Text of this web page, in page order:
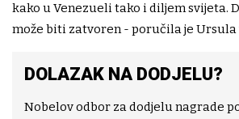
kako u Venezueli tako i diljem svijeta.
može biti zatvoren - poručila je Ursula
DOLAZAK NA DODJELU?
Nobelov odbor za dodjelu nagrade